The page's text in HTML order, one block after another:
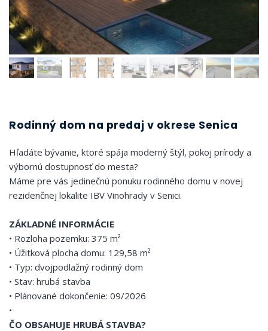
Rodinný dom na predaj v okrese Senica
Hľadáte bývanie, ktoré spája moderný štýl, pokoj prírody a
výbornú dostupnosť do mesta?
Máme pre vás jedinečnú ponuku rodinného domu v novej
rezidenčnej lokalite IBV Vinohrady v Senici.
ZÁKLADNÉ INFORMÁCIE
• Rozloha pozemku: 375 m²
• Úžitková plocha domu: 129,58 m²
• Typ: dvojpodlažný rodinný dom
• Stav: hrubá stavba
• Plánované dokončenie: 09/2026
•
ČO OBSAHUJE HRUBÁ STAVBA?